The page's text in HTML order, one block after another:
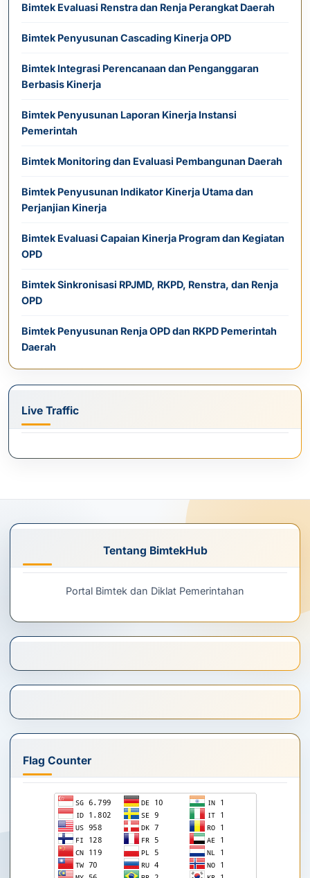
Bimtek Evaluasi Renstra dan Renja Perangkat Daerah
Bimtek Penyusunan Cascading Kinerja OPD
Bimtek Integrasi Perencanaan dan Penganggaran
Berbasis Kinerja
Bimtek Penyusunan Laporan Kinerja Instansi
Pemerintah
Bimtek Monitoring dan Evaluasi Pembangunan Daerah
Bimtek Penyusunan Indikator Kinerja Utama dan
Perjanjian Kinerja
Bimtek Evaluasi Capaian Kinerja Program dan Kegiatan
OPD
Bimtek Sinkronisasi RPJMD, RKPD, Renstra, dan Renja
OPD
Bimtek Penyusunan Renja OPD dan RKPD Pemerintah
Daerah
Live Traffic
Tentang BimtekHub
Portal Bimtek dan Diklat Pemerintahan
Flag Counter